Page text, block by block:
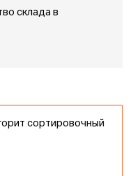
склада в
сортировочный